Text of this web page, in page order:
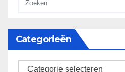
Categorieën
categorieën